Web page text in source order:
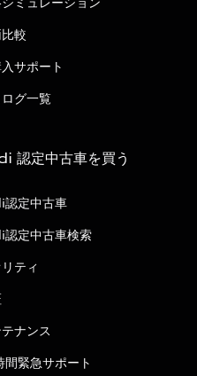
較
サポート
グ一覧
認定中古車を買う
定中古車
定中古車検索
ティ
テナンス
間緊急サポート